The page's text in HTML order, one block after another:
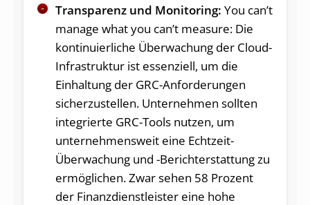
Transparenz und Monitoring: You can’t
manage what you can’t measure: Die
kontinuierliche Überwachung der Cloud-
Infrastruktur ist essenziell, um die
Einhaltung der GRC-Anforderungen
sicherzustellen. Unternehmen sollten
integrierte GRC-Tools nutzen, um
unternehmensweit eine Echtzeit-
Überwachung und -Berichterstattung zu
ermöglichen. Zwar sehen 58 Prozent
der Finanzdienstleister eine hohe